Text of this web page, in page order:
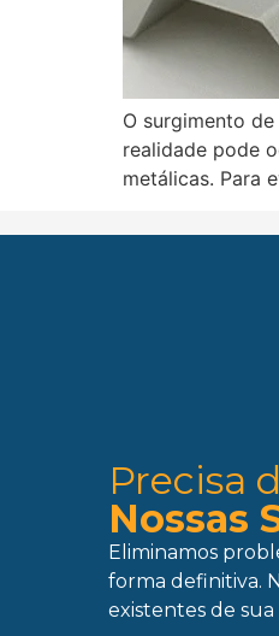
O surgimento
realidade pode
metálicas. Para
Precisa
Nossas
Eliminamos
forma definitiva.
existentes de